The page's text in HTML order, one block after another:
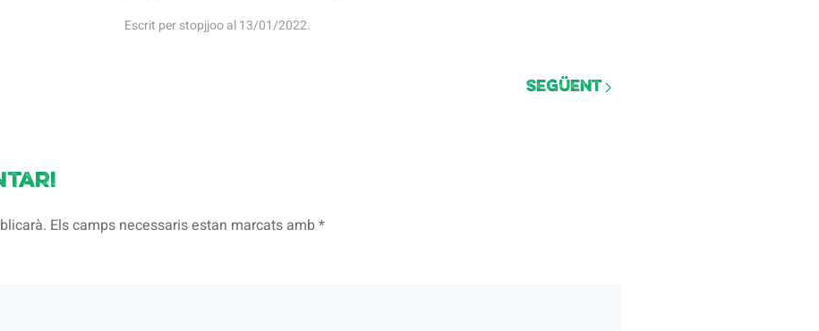
Escrit perstopjjooal13/01/2022.
Següent
Els camps necessaris estan marcats amb*